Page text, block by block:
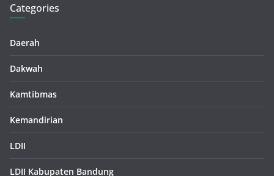
Categories
Daerah
Dakwah
Kamtibmas
Kemandirian
LDII
LDII Kabupaten Bandung